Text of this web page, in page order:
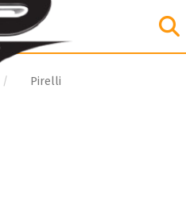
Pirelli